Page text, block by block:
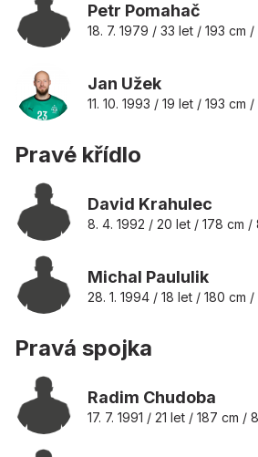
Petr Pomahač
18. 7. 1979 / 33 let / 193 cm /
Jan Užek
11. 10. 1993 / 19 let / 193 cm
Pravé křídlo
David Krahulec
8. 4. 1992 / 20 let / 178 cm /
Michal Paululik
28. 1. 1994 / 18 let / 180 cm
Pravá spojka
Radim Chudoba
17. 7. 1991 / 21 let / 187 cm /